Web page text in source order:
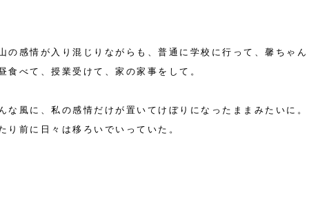
の感情が入り混じりながらも、普通に学校に行って、馨ちゃ
食べて、授業受けて、家の家事をして。
な風に、私の感情だけが置いてけぼりになったままみたいに。
り前に日々は移ろいでいっていた。